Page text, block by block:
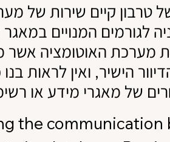
טרבון קיים שירות של
לגורמים המנויים
האוטומציה אשר
הישיר, ואין לראות
the communication